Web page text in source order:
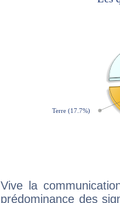
Vive la
prédominance des